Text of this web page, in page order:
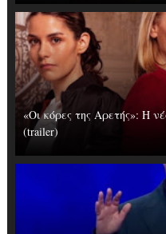
«Οι κόρες της Αρετής»: Η
(trailer)